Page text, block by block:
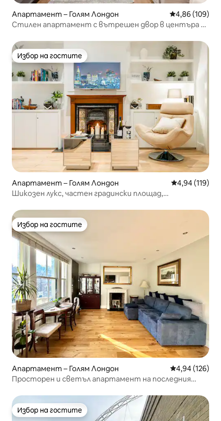
Апартамент – Голям Лондон Средна
4,86 (109)
Стилен апартамент с вътрешен двор в центъра на
Избор на гостите
Избор на гостите
Апартамент – Голям Лондон Средна
4,94 (119)
Шикозен лукс, частен градински площад,
Избор на гостите
Избор на гостите
Апартамент – Голям Лондон Средна
4,94 (126)
Просторен и светъл апартамент на последния
Избор на гостите
Избор на гостите